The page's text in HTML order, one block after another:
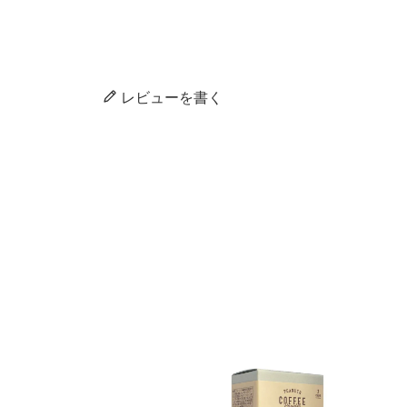
レビューを書く